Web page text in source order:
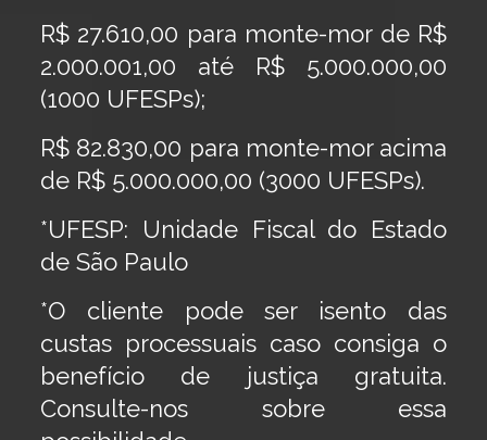
R$ 27.610,00 para monte-mor de R$
2.000.001,00 até R$ 5.000.000,00
(1000 UFESPs);
R$ 82.830,00 para monte-mor acima
de R$ 5.000.000,00 (3000 UFESPs).
*UFESP: Unidade Fiscal do Estado
de São Paulo
​*O cliente pode ser isento das
custas processuais caso consiga o
benefício de justiça gratuita.
Consulte-nos sobre essa